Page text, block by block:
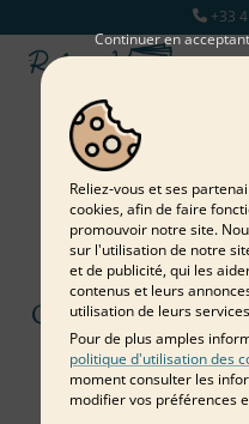
+33
un
pour
à la
Composez un
Continuer en
Reliez‑vous et ses
cookies, afin de faire
promouvoir notre site.
sur l'utilisation de notre
et de publicité, qui les
contenus et leurs
utilisation de leurs
Pour de plus amples
politique d'utilisation des
moment consulter les
modifier vos préférences